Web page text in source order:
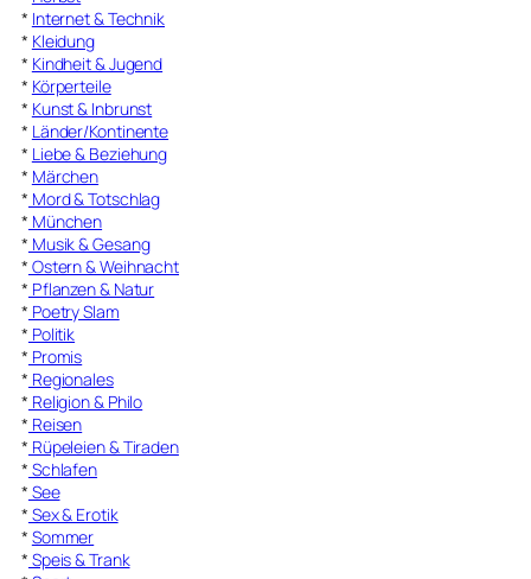
* Internet & Technik
* Kleidung
* Kindheit & Jugend
* Körperteile
* Kunst & Inbrunst
* Länder/Kontinente
* Liebe & Beziehung
* Märchen
* Mord & Totschlag
* München
* Musik & Gesang
* Ostern & Weihnacht
* Pflanzen & Natur
* Poetry Slam
* Politik
* Promis
* Regionales
* Religion & Philo
* Reisen
* Rüpeleien & Tiraden
* Schlafen
* See
* Sex & Erotik
* Sommer
* Speis & Trank